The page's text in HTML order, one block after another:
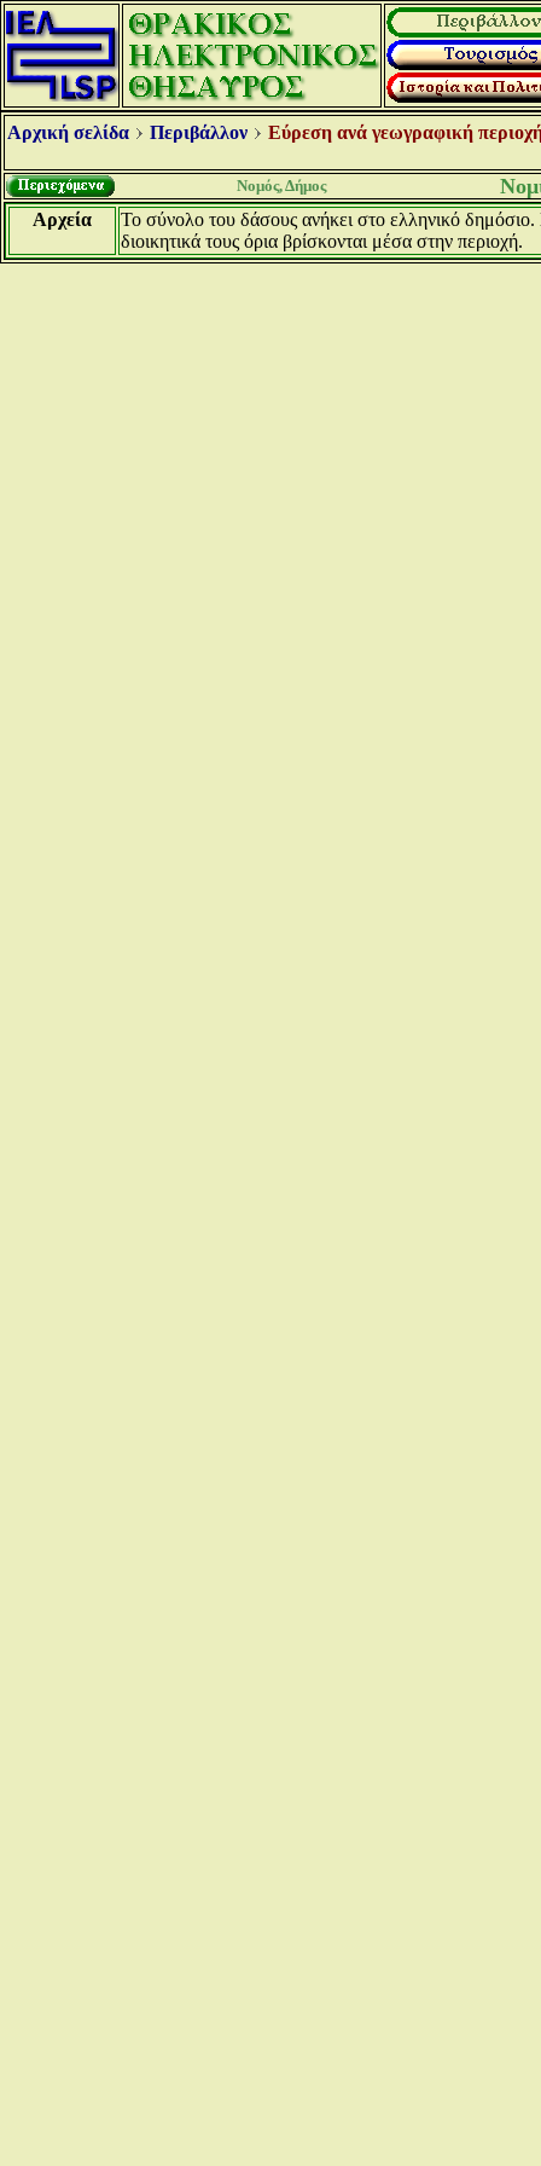
Αρχική σελίδα Περιβάλλον Εύρεση ανά γεωγραφική
Νομός, Δήμος
Αρχεία
Το σύνολο του δάσους ανήκει στο ελληνικό δημόσιο.
διοικητικά τους όρια βρίσκονται μέσα στην περιοχή.